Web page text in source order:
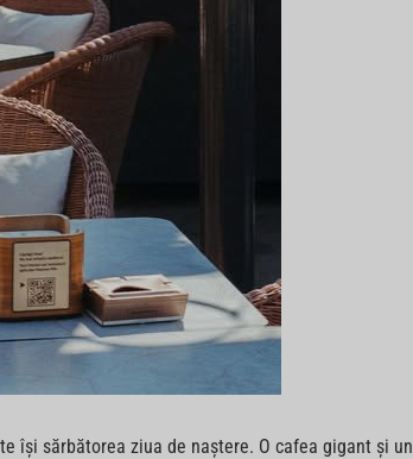
își sărbătorea ziua de naștere. O cafea gigant și un